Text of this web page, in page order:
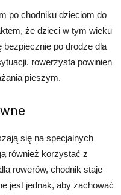
po chodniku dzieciom do
że dzieci w tym wieku
po drodze dla
rowerzysta powinien
pieszym.
się na specjalnych
również korzystać z
rowerów, chodnik staje
jest jednak, aby zachować